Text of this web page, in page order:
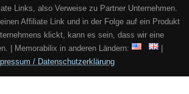
Links, also Verweise zu Partner Unternehmen.
Affiliate Link und in der Folge auf ein Produkt
klickt, kann es sein, dass wir eine
| Memorabilix in anderen Ländern:
/ Datenschutzerklärung